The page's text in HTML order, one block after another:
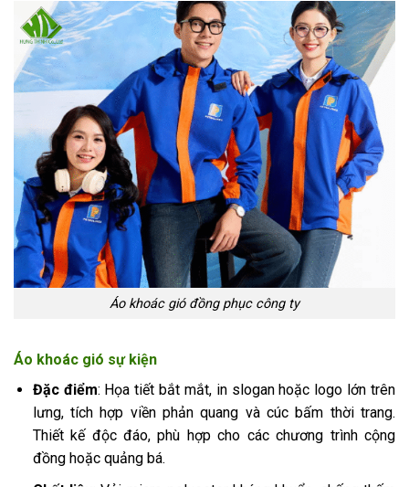
Áo khoác gió đồng phục công ty
Áo khoác gió sự kiện
Đặc điểm: Họa tiết bắt mắt, in slogan hoặc logo lớn trên
lưng, tích hợp viền phản quang và cúc bấm thời trang.
Thiết kế độc đáo, phù hợp cho các chương trình cộng
đồng hoặc quảng bá.